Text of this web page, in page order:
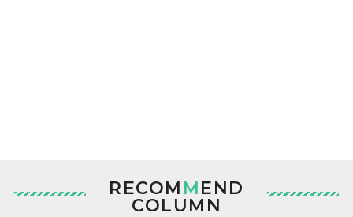
RECOM MEND
COLUMN